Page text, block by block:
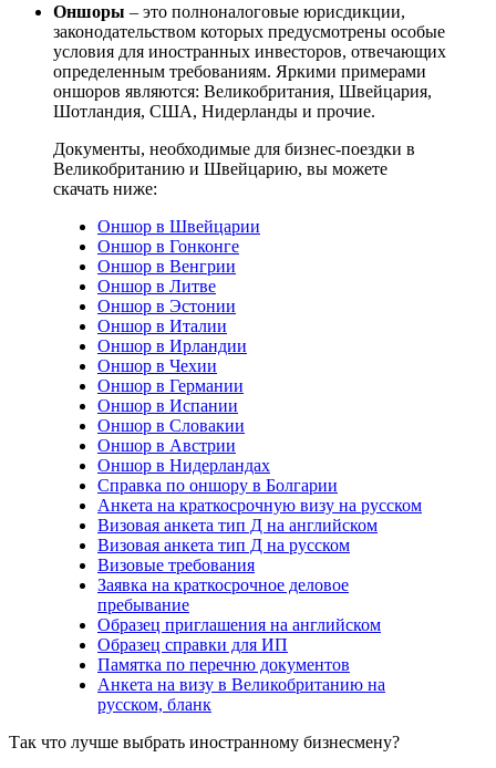
Оншоры – это полноналоговые юрисдикции,
законодательством которых предусмотрены особые
условия для иностранных инвесторов, отвечающих
определенным требованиям. Яркими примерами
оншоров являются: Великобритания, Швейцария,
Шотландия, США, Нидерланды и прочие.
Документы, необходимые для бизнес-поездки в
Великобританию и Швейцарию, вы можете
скачать ниже:
Оншор в Швейцарии
Оншор в Гонконге
Оншор в Венгрии
Оншор в Литве
Оншор в Эстонии
Оншор в Италии
Оншор в Ирландии
Оншор в Чехии
Оншор в Германии
Оншор в Испании
Оншор в Словакии
Оншор в Австрии
Оншор в Нидерландах
Справка по оншору в Болгарии
Анкета на краткосрочную визу на русском
Визовая анкета тип Д на английском
Визовая анкета тип Д на русском
Визовые требования
Заявка на краткосрочное деловое
пребывание
Образец приглашения на английском
Образец справки для ИП
Памятка по перечню документов
Анкета на визу в Великобританию на
русском, бланк
Так что лучше выбрать иностранному бизнесмену?